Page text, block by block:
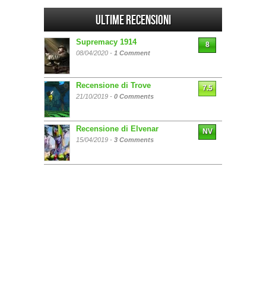
Ultime Recensioni
Supremacy 1914
08/04/2020 - 1 Comment
8
Recensione di Trove
21/10/2019 - 0 Comments
7.5
Recensione di Elvenar
15/04/2019 - 3 Comments
NV